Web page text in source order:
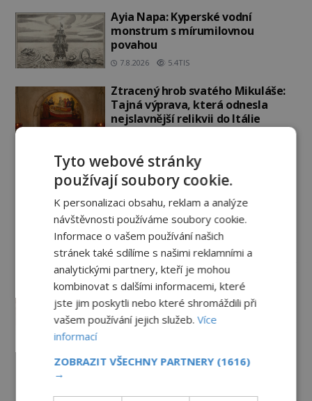
Ayia Napa: Kyperské vodní
monstrum s mírumilovnou
povahou
7.8.2026 5.4TIS
Ztracený hrob svatého Mikuláše:
Tajná výprava, která odnesla
nejslavnější relikvii do Itálie
Kam zmizely ostatky světců?
Relikvie, které putují Evropou a
dodnes budí úžas
6.8.2026 3.2TIS
Paranormální jevy
Nešťastný duch oběšené milenky
děsí studentky
8.8.2026 4.9TIS
Herec Richard Dreyfuss a
muzikant Dave Grohl: Jaké mají
Tyto webové stránky
používají soubory cookie.
K personalizaci obsahu, reklam a analýze
návštěvnosti používáme soubory cookie.
Informace o vašem používání našich
stránek také sdílíme s našimi reklamními a
analytickými partnery, kteří je mohou
kombinovat s dalšími informacemi, které
jste jim poskytli nebo které shromáždili při
vašem používání jejich služeb.Více
informací
ZOBRAZIT VŠECHNY PARTNERY (1616)
→